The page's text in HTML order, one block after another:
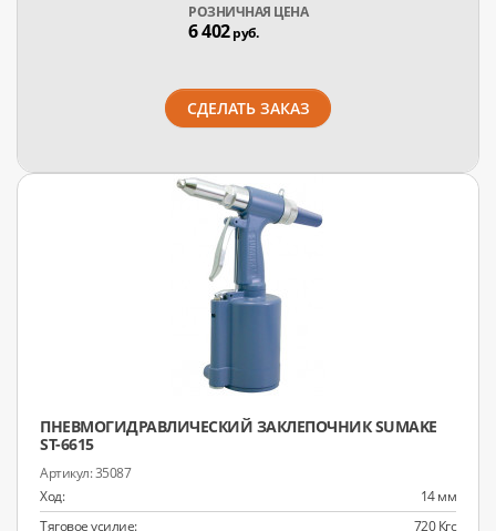
РОЗНИЧНАЯ ЦЕНА
6 402руб.
СДЕЛАТЬ ЗАКАЗ
ПНЕВМОГИДРАВЛИЧЕСКИЙ ЗАКЛЕПОЧНИК SUMAKE
ST-6615
35087
Ход:
14 мм
Тяговое усилие:
720 Кгс